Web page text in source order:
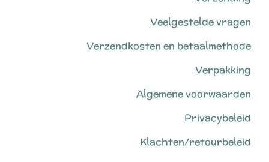
Veelgestelde vragen
Verzendkosten en betaalmethode
Verpakking
Algemene voorwaarden
Privacybeleid
Klachten/retourbeleid